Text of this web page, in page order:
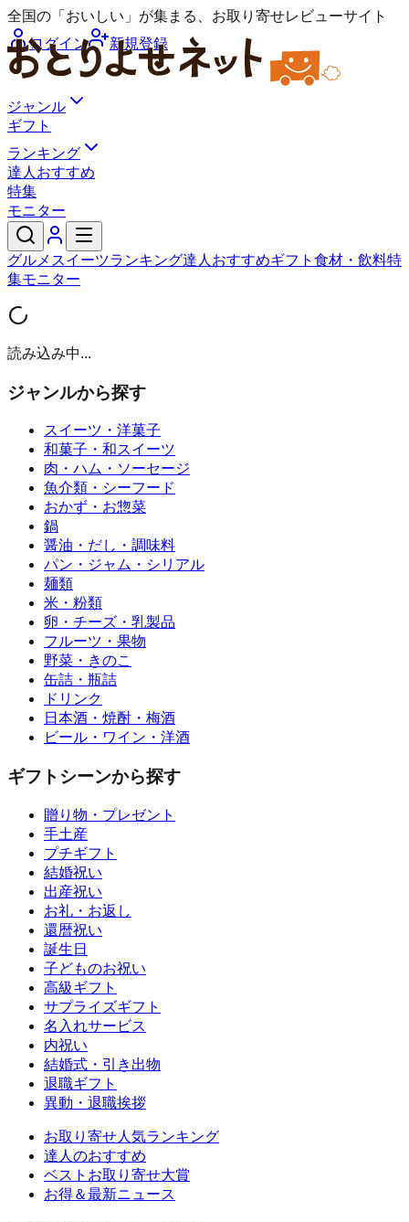
全国の「おいしい」が集まる、お取り寄せレビューサイト
ログイン
新規登録
ジャンル
ギフト
ランキング
達人おすすめ
特集
モニター
グルメ スイーツランキング達人おすすめギフト 食材・飲料特
集モニター
読み込み中...
ジャンルから探す
スイーツ・洋菓子
和菓子・和スイーツ
肉・ハム・ソーセージ
魚介類・シーフード
おかず・お惣菜
鍋
醤油・だし・調味料
パン・ジャム・シリアル
麺類
米・粉類
卵・チーズ・乳製品
フルーツ・果物
野菜・きのこ
缶詰・瓶詰
ドリンク
日本酒・焼酎・梅酒
ビール・ワイン・洋酒
ギフトシーンから探す
贈り物・プレゼント
手土産
プチギフト
結婚祝い
出産祝い
お礼・お返し
還暦祝い
誕生日
子どものお祝い
高級ギフト
サプライズギフト
名入れサービス
内祝い
結婚式・引き出物
退職ギフト
異動・退職挨拶
お取り寄せ人気ランキング
達人のおすすめ
ベストお取り寄せ大賞
お得＆最新ニュース